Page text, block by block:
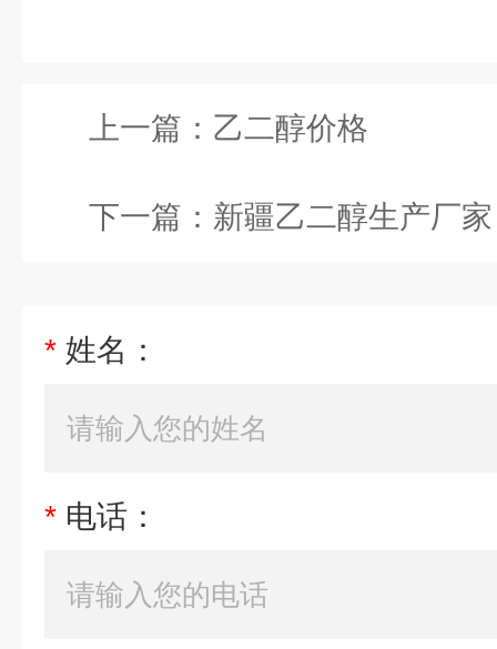
上一篇： 乙二醇价格
下一篇： 新疆乙二醇生产厂家
* 姓名：
* 电话：